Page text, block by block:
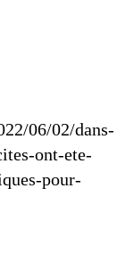
06/02/dans-
ont-ete-
pour-